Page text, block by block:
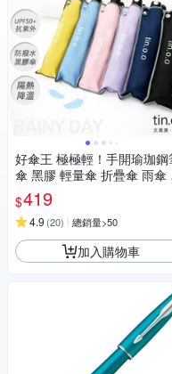
好傘王 極極輕！手開瑜珈鋼
傘 黑膠 輕量傘 折疊傘 雨傘
雨兩用 夜光條
$419
4.9 (20) 總銷量>50
加入購物車